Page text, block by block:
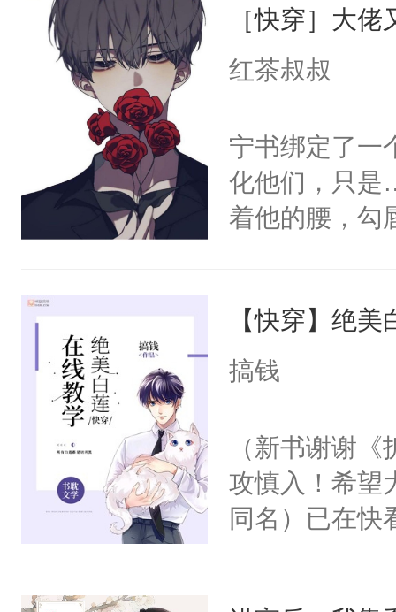
［快穿］大
红茶叔叔
宁书绑定了一
化他们，只是
着他的腰，勾
来，给老公
用力——为你
【快穿】绝
搞钱
（新书谢谢
攻慎入！希望
同名）已在快